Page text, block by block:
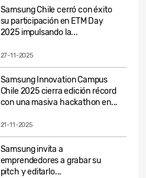
Samsung Chile cerró con éxito
su participación en ETM Day
2025 impulsando la...
27-11-2025
Samsung Innovation Campus
Chile 2025 cierra edición récord
con una masiva hackathon en...
21-11-2025
Samsung invita a
emprendedores a grabar su
pitch y editarlo...